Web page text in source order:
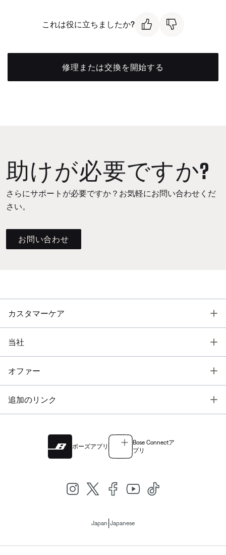
これは役に立ちましたか?
修理または交換を開始する
助けが必要ですか?
さらにサポートが必要ですか？お気軽にお問い合わせくだ
さい。
お問い合わせ
カスタマーケア
当社
オファー
追加のリンク
ボーズアプリ
Bose Connectア
プリ
Japan Japanese